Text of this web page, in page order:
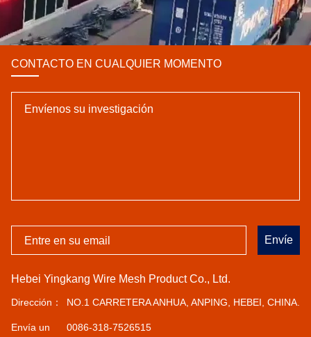
CONTACTO EN CUALQUIER MOMENTO
Envíe
Hebei Yingkang Wire Mesh Product Co., Ltd.
Dirección： NO.1 CARRETERA ANHUA, ANPING, HEBEI, CHINA.
Envía un
0086-318-7526515